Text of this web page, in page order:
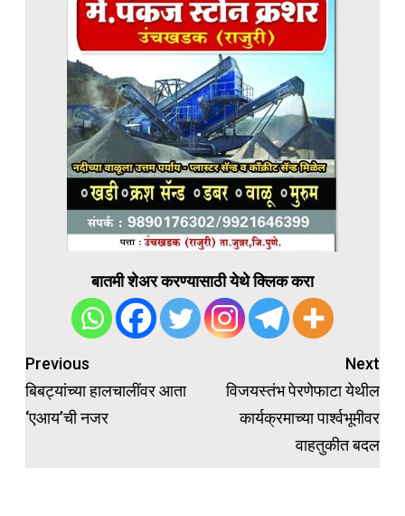
बातमी शेअर करण्यासाठी येथे क्लिक करा
Post
navigation
Previous
बिबट्यांच्या हालचालींवर आता
‘एआय’ची नजर
Next
विजयस्तंभ पेरणेफाटा येथील
कार्यक्रमाच्या पार्श्वभूमीवर
वाहतुकीत बदल